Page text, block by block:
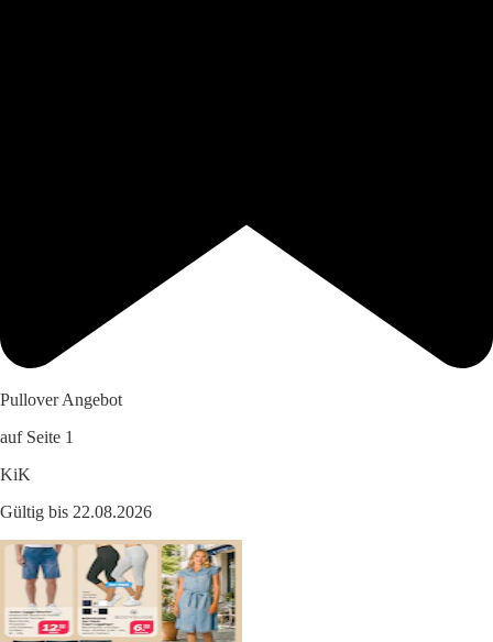
Pullover Angebot
auf Seite 1
KiK
Gültig bis 22.08.2026